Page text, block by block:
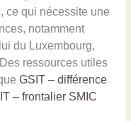
ce qui nécessite une
notamment
du Luxembourg,
ressources utiles
GSIT – différence
– frontalier SMIC